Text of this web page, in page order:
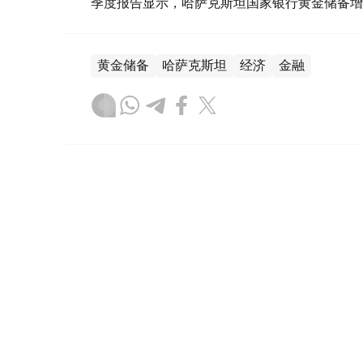
黄金储备 哈萨克斯坦 经济 金融